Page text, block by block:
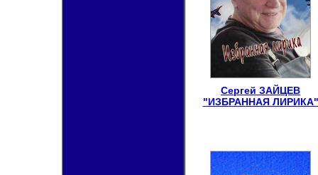
Сергей ЗАЙЦЕВ
"ИЗБРАННАЯ ЛИРИКА"